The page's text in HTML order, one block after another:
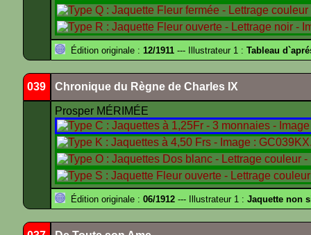
Édition originale : 12/1911 --- Illustrateur 1 : Tableau
039 Chronique du Règne de Charles IX
Prosper MÉRIMÉE
Édition originale : 06/1912 --- Illustrateur 1 : Jaquette non